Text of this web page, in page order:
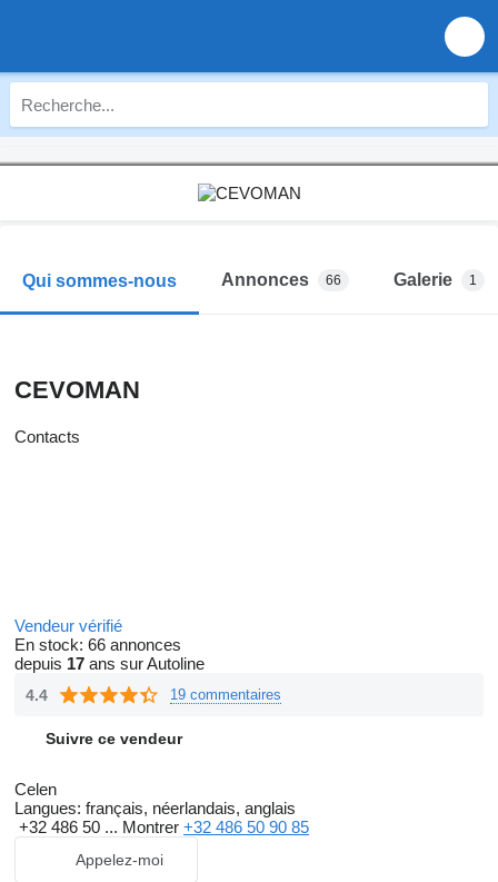
Qui sommes-nous Annonces 66 Galerie 1
CEVOMAN
Contacts
Vendeur vérifié
En stock: 66 annonces
depuis 17 ans sur Autoline
4.4 19 commentaires
Suivre ce vendeur
Celen
Langues: français, néerlandais, anglais
+32 486 50 ... Montrer +32 486 50 90 85
Appelez-moi